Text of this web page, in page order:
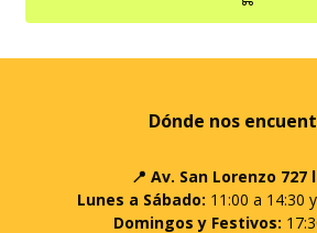
Dónde nos
📍 Av. San Lorenzo 727
Lunes a Sábado: 11:00 a 14:30
Domingos y Festivos: